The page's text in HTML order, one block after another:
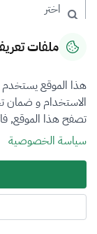
رقم الترخيص
التصنيف
VFR5
فرع التقييم
ملفات
هذا الموقع يستخدم
الاستخدام و ضمان
تصفح هذا الموقع,
سياسة الخصوصية